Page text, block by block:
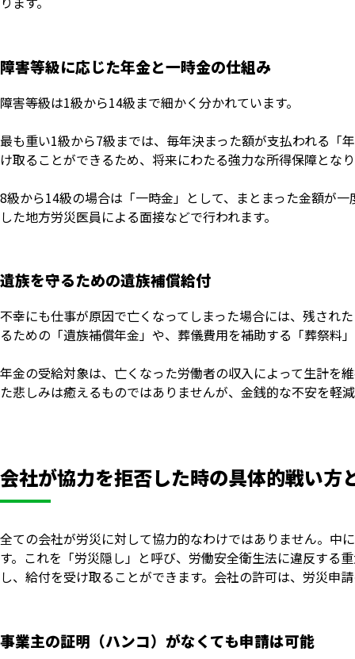
障害等級に応じた年金と一時金の仕組み
障害等級は1級から14級まで細かく分かれています。
最も重い1級から7級までは、毎年決まった額が支払われる「
け取ることができるため、将来にわたる強力な所得保障とな
8級から14級の場合は「一時金」として、まとまった金額が
した地方労災医員による面接などで行われます。
遺族を守るための遺族補償給付
不幸にも仕事が原因で亡くなってしまった場合には、残され
るための「遺族補償年金」や、葬儀費用を補助する「葬祭料
年金の受給対象は、亡くなった労働者の収入によって生計を
た悲しみは癒えるものではありませんが、金銭的な不安を軽
会社が協力を拒否した時の具体的戦い方
全ての会社が労災に対して協力的なわけではありません。中
す。これを「労災隠し」と呼び、労働安全衛生法に違反する
し、給付を受け取ることができます。会社の許可は、労災申
事業主の証明（ハンコ）がなくても申請は可能